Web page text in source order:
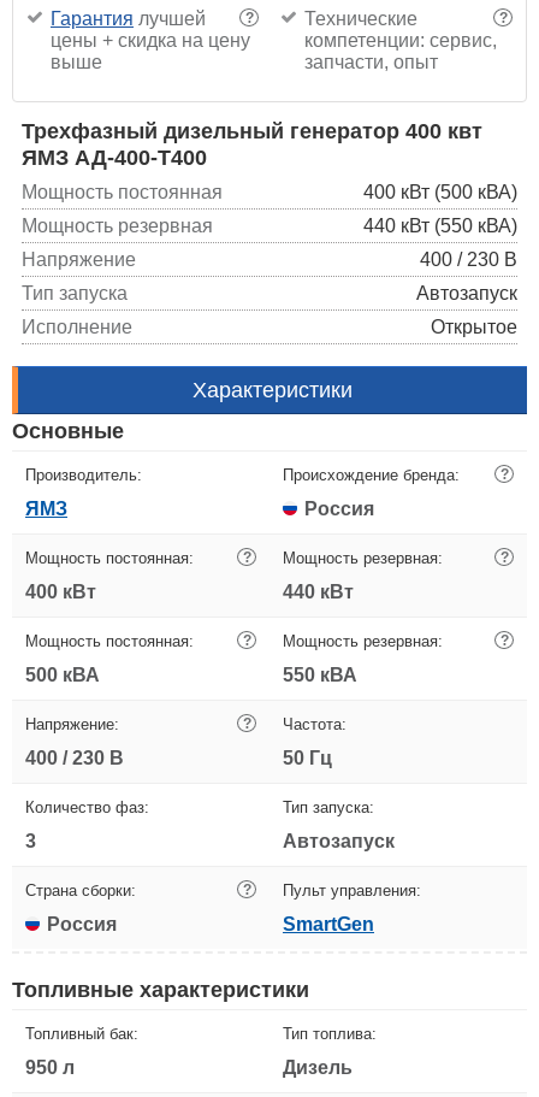
?
Гарантия лучшей
цены + скидка на цену
выше
?
Технические
компетенции: сервис,
запчасти, опыт
Трехфазный дизельный генератор 400 квт
ЯМЗ АД-400-T400
Мощность постоянная
400 кВт (500 кВА)
Мощность резервная
440 кВт (550 кВА)
Напряжение
400 / 230 В
Тип запуска
Автозапуск
Исполнение
Открытое
Характеристики
Основные
Производитель:
ЯМЗ
Происхождение бренда: ?
Россия
Мощность постоянная: ?
400 кВт
Мощность резервная: ?
440 кВт
Мощность постоянная: ?
500 кВА
Мощность резервная: ?
550 кВА
Напряжение: ?
400 / 230 В
Частота:
50 Гц
Количество фаз:
3
Тип запуска:
Автозапуск
Страна сборки: ?
Россия
Пульт управления:
SmartGen
Топливные характеристики
Топливный бак:
950 л
Тип топлива:
Дизель